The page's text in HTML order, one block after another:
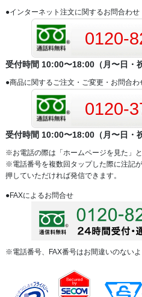
●インターネット注文に関するお問合わせ
0120-
受付時間 10:00〜18:00（月〜日・祝
●商品に関するご注文・ご変更・お問合わ
0120-
受付時間 10:00〜18:00（月〜日・祝
※お電話の際は「ホームページを見た」と
※電話番号を複数回タップした際に注記
押していただければ発信できます。
●FAXによるお問合せ
※電話番号、FAX番号はお間違いのないよ